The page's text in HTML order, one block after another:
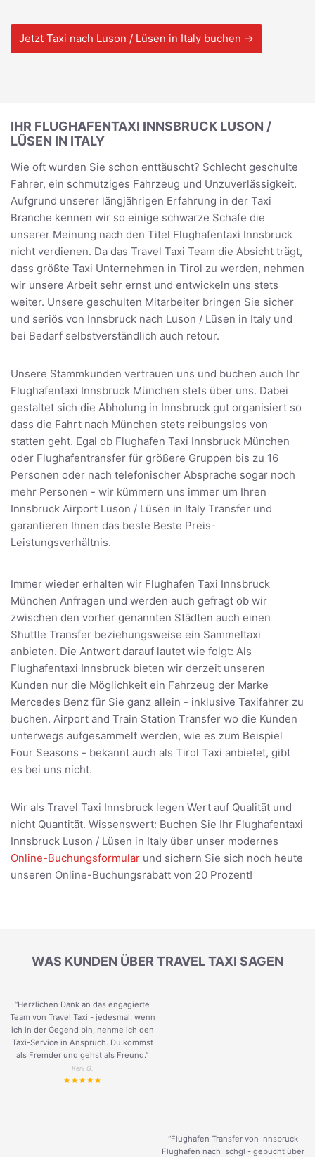
Jetzt Taxi nach Luson / Lüsen in Italy buchen →
IHR FLUGHAFENTAXI INNSBRUCK LUSON /
LÜSEN IN ITALY
Wie oft wurden Sie schon enttäuscht? Schlecht geschulte
Fahrer, ein schmutziges Fahrzeug und Unzuverlässigkeit.
Aufgrund unserer längjährigen Erfahrung in der Taxi
Branche kennen wir so einige schwarze Schafe die
unserer Meinung nach den Titel Flughafentaxi Innsbruck
nicht verdienen. Da das Travel Taxi Team die Absicht trägt,
dass größte Taxi Unternehmen in Tirol zu werden, nehmen
wir unsere Arbeit sehr ernst und entwickeln uns stets
weiter. Unsere geschulten Mitarbeiter bringen Sie sicher
und seriös von Innsbruck nach Luson / Lüsen in Italy und
bei Bedarf selbstverständlich auch retour.
Unsere Stammkunden vertrauen uns und buchen auch Ihr
Flughafentaxi Innsbruck München stets über uns. Dabei
gestaltet sich die Abholung in Innsbruck gut organisiert so
dass die Fahrt nach München stets reibungslos von
statten geht. Egal ob Flughafen Taxi Innsbruck München
oder Flughafentransfer für größere Gruppen bis zu 16
Personen oder nach telefonischer Absprache sogar noch
mehr Personen - wir kümmern uns immer um Ihren
Innsbruck Airport Luson / Lüsen in Italy Transfer und
garantieren Ihnen das beste Beste Preis-
Leistungsverhältnis.
Immer wieder erhalten wir Flughafen Taxi Innsbruck
München Anfragen und werden auch gefragt ob wir
zwischen den vorher genannten Städten auch einen
Shuttle Transfer beziehungsweise ein Sammeltaxi
anbieten. Die Antwort darauf lautet wie folgt: Als
Flughafentaxi Innsbruck bieten wir derzeit unseren
Kunden nur die Möglichkeit ein Fahrzeug der Marke
Mercedes Benz für Sie ganz allein - inklusive Taxifahrer zu
buchen. Airport and Train Station Transfer wo die Kunden
unterwegs aufgesammelt werden, wie es zum Beispiel
Four Seasons - bekannt auch als Tirol Taxi anbietet, gibt
es bei uns nicht.
Wir als Travel Taxi Innsbruck legen Wert auf Qualität und
nicht Quantität. Wissenswert: Buchen Sie Ihr Flughafentaxi
Innsbruck Luson / Lüsen in Italy über unser modernes
Online-Buchungsformular und sichern Sie sich noch heute
unseren Online-Buchungsrabatt von 20 Prozent!
WAS KUNDEN ÜBER TRAVEL TAXI SAGEN
“Herzlichen Dank an das engagierte
Team von Travel Taxi - jedesmal, wenn
ich in der Gegend bin, nehme ich den
Taxi-Service in Anspruch. Du kommst
als Fremder und gehst als Freund.”
Keni G.
“Flughafen Transfer von Innsbruck
Flughafen nach Ischgl - gebucht über